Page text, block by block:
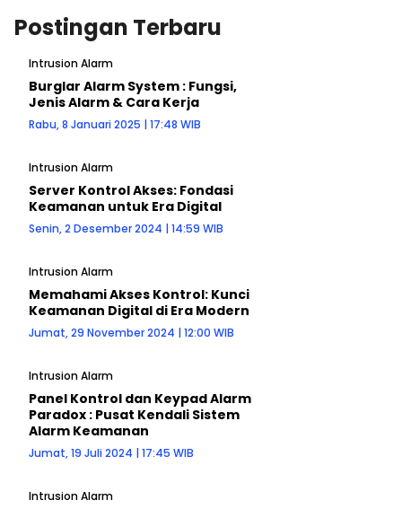
Postingan Terbaru
Intrusion Alarm
Burglar Alarm System : Fungsi,
Jenis Alarm & Cara Kerja
Rabu, 8 Januari 2025 | 17:48 WIB
Intrusion Alarm
Server Kontrol Akses: Fondasi
Keamanan untuk Era Digital
Senin, 2 Desember 2024 | 14:59 WIB
Intrusion Alarm
Memahami Akses Kontrol: Kunci
Keamanan Digital di Era Modern
Jumat, 29 November 2024 | 12:00 WIB
Intrusion Alarm
Panel Kontrol dan Keypad Alarm
Paradox : Pusat Kendali Sistem
Alarm Keamanan
Jumat, 19 Juli 2024 | 17:45 WIB
Intrusion Alarm